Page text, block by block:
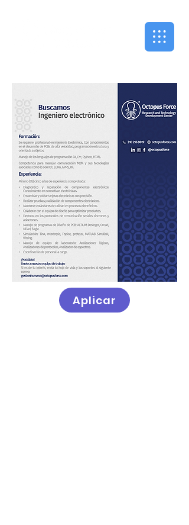
Aplicar